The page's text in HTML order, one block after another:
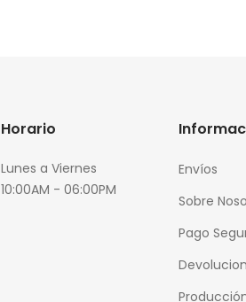
Horario
Lunes a Viernes
10:00AM - 06:00PM
Envíos
Sobre
Pago